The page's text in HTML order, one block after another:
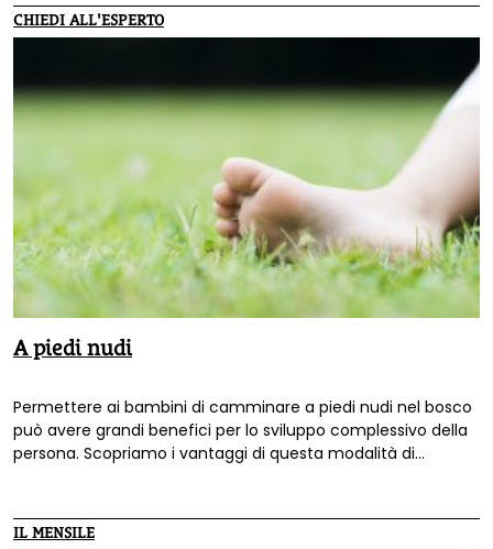
CHIEDI ALL'ESPERTO
A piedi nudi
Permettere ai bambini di camminare a piedi nudi nel bosco
può avere grandi benefici per lo sviluppo complessivo della
persona. Scopriamo i vantaggi di questa modalità di
IL MENSILE